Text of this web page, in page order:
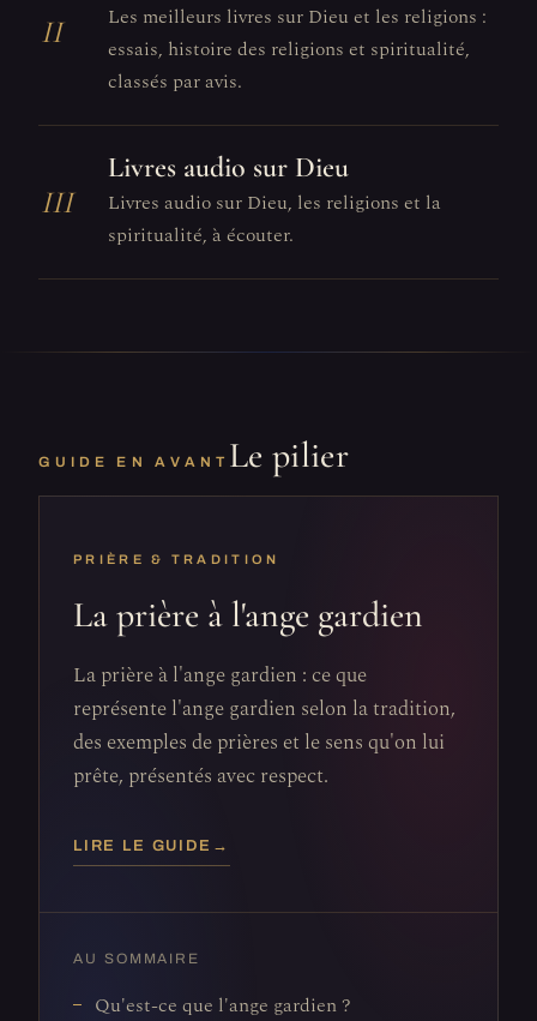
II
Les meilleurs livres sur Dieu et les religions :
essais, histoire des religions et spiritualité,
classés par avis.
III
Livres audio sur Dieu
Livres audio sur Dieu, les religions et la
spiritualité, à écouter.
GUIDE EN AVANT Le pilier
PRIÈRE & TRADITION
La prière à l'ange gardien
La prière à l'ange gardien : ce que
représente l'ange gardien selon la tradition,
des exemples de prières et le sens qu'on lui
prête, présentés avec respect.
LIRE LE GUIDE →
AU SOMMAIRE
Qu'est-ce que l'ange gardien ?